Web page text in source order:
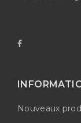
Nouveaux